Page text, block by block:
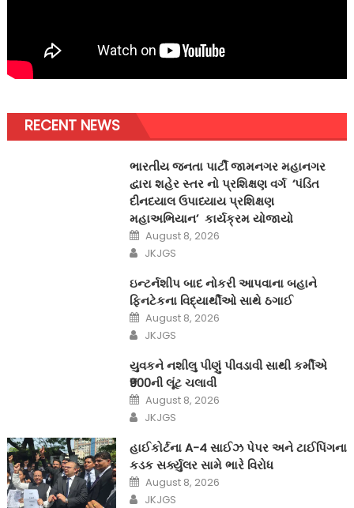
RECENT NEWS
ભારતીય જનતા પાર્ટી જામનગર મહાનગર
દ્વારા શહેર સ્તર નો પ્રશિક્ષણ વર્ગ ‘પંડિત
દીનદયાલ ઉપાધ્યાય પ્રશિક્ષણ
મહાઅભિયાન’ કાર્યક્રમ યોજાયો
Posted
on
August 8, 2026
Author
JKJGS
ઇન્ટર્નશીપ બાદ નોકરી આપવાના બહાને
ફિનટેકના વિદ્યાર્થીઓ સાથે ઠગાઈ
Posted
on
August 8, 2026
Author
JKJGS
યુવકને નશીલુ પીણું પીવડાવી સાથી કર્મીએ
₹900ની લૂંટ ચલાવી
Posted
on
August 8, 2026
Author
JKJGS
હાઈકોર્ટના A-4 સાઈઝ પેપર અને ટાઈપિંગના
કડક સર્ક્યુલર સામે ભારે વિરોધ
Posted
on
August 8, 2026
Author
JKJGS